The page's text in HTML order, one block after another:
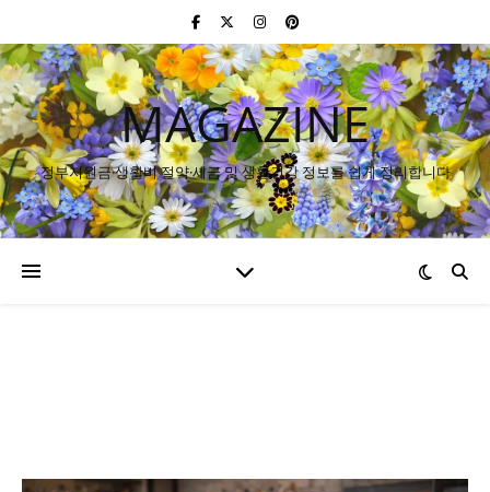
MAGAZINE
정부지원금·생활비 절약·세금 및 생활건강 정보를 쉽게 정리합니다